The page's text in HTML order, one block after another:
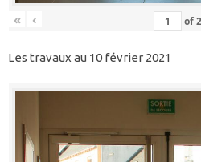
« ‹ of
Les travaux au 10 février 2021